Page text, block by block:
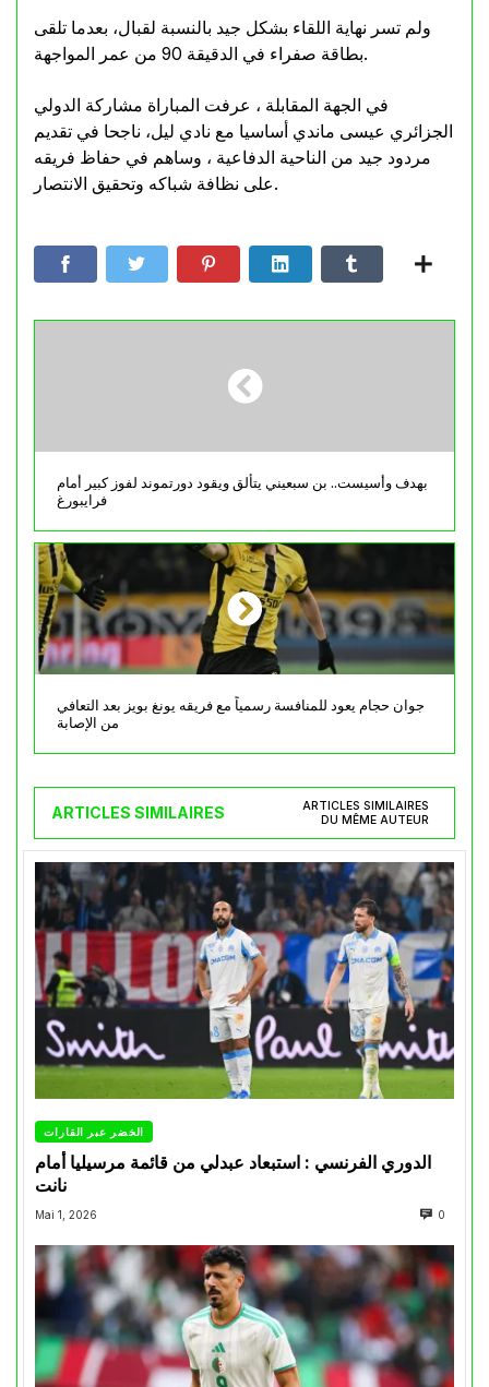
ولم تسر نهاية اللقاء بشكل جيد بالنسبة لقبال، بعدما تلقى
بطاقة صفراء في الدقيقة 90 من عمر المواجهة.
في الجهة المقابلة ، عرفت المباراة مشاركة الدولي
الجزائري عيسى ماندي أساسيا مع نادي ليل، ناجحا في تقديم
مردود جيد من الناحية الدفاعية ، وساهم في حفاظ فريقه
على نظافة شباكه وتحقيق الانتصار.
بهدف وأسيست.. بن سبعيني يتألق ويقود دورتموند لفوز كبير أمام
فرايبورغ
جوان حجام يعود للمنافسة رسمياً مع فريقه يونغ بويز بعد التعافي
من الإصابة
ARTICLES SIMILAIRES
ARTICLES SIMILAIRES
DU MÊME AUTEUR
الخضر عبر القارات
الدوري الفرنسي : استبعاد عبدلي من قائمة مرسيليا أمام
نانت
Mai 1, 2026 0